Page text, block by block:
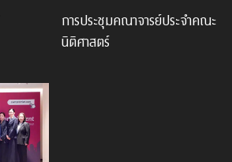
การประชุมคณาจารย์ประจำคณะ
นิติศาสตร์